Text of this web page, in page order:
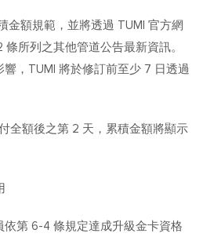
金額規範，並將透過 TUMI 官方網
所列之其他管道公告最新資訊。
，TUMI 將於修訂前至少 7 日透過
全額後之第 2 天，累積金額將顯示
第 6-4 條規定達成升級金卡資格